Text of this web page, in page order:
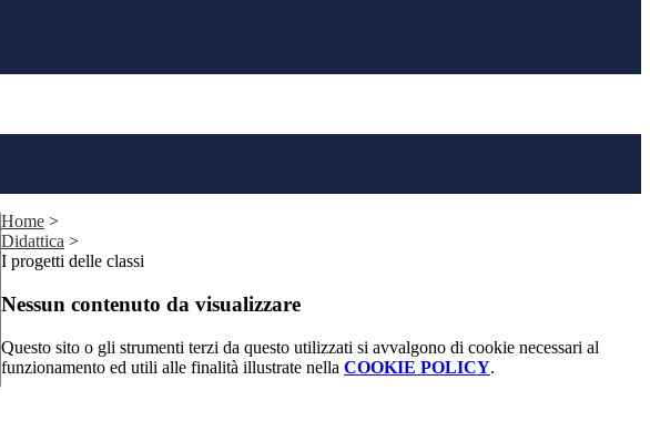
Home >
Didattica >
I progetti delle classi
Nessun contenuto da visualizzare
Questo sito o gli strumenti terzi da questo utilizzati si avvalgono di cookie necessari al
funzionamento ed utili alle finalità illustrate nella COOKIE POLICY.